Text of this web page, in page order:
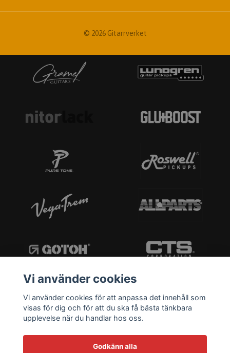
© 2026 Gitarrverket
Vi använder cookies
Vi använder cookies för att anpassa det innehåll som
visas för dig och för att du ska få bästa tänkbara
upplevelse när du handlar hos oss.
Godkänn alla